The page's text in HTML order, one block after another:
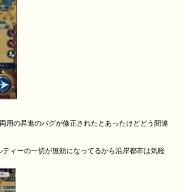
用の昇進のバグが修正されたとあったけどどう間違
ィーの一切が無効になってるから沿岸都市は気軽